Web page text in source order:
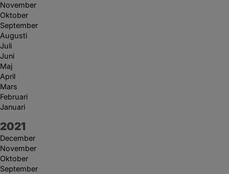
November
Oktober
September
Augusti
Juli
Juni
Maj
April
Mars
Februari
Januari
År:
2021
December
November
Oktober
September